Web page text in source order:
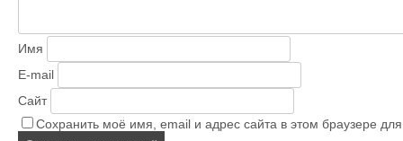
Имя
E-mail
Сайт
Сохранить моё имя, email и адрес сайта в этом браузере